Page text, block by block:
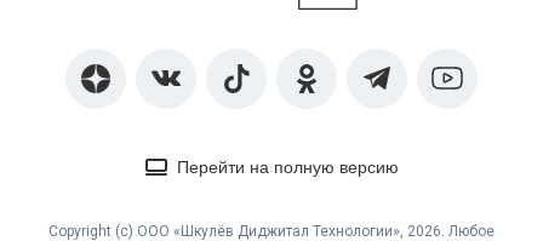
Перейти на полную версию
Copyright (с) ООО «Шкулёв Диджитал Технологии», 2026. Любое